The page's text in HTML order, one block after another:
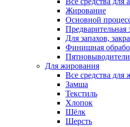
Жирование
Основной
Предварительная
Для запахов,
Финишная
Пятновыводители
Для жирования
Все средства для
Замша
Текстиль
Хлопок
Шёлк
Шерсть